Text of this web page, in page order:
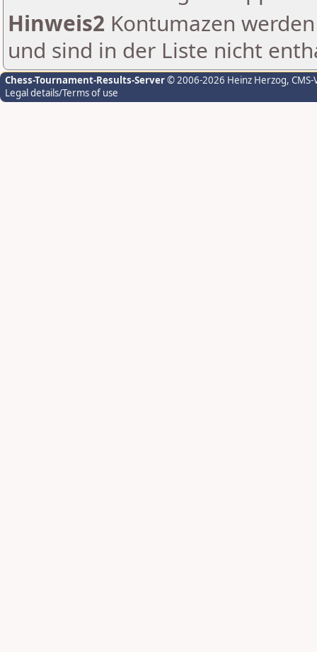
Hinweis2 Kontumazen
und sind in der Liste nicht
Chess-Tournament-Results-Server© 2006-2026 Heinz Herzog,
Legal details/Terms of use